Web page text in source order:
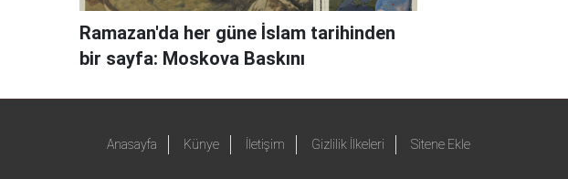
Ramazan'da her güne İslam tarihinden
bir sayfa: Moskova Baskını
Anasayfa Künye İletişim Gizlilik İlkeleri Sitene Ekle